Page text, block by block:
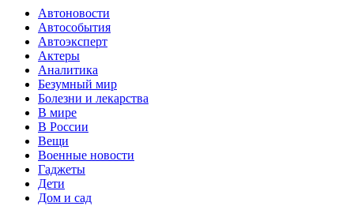
Автоновости
Автособытия
Автоэксперт
Актеры
Аналитика
Безумный мир
Болезни и лекарства
В мире
В России
Вещи
Военные новости
Гаджеты
Дети
Дом и сад